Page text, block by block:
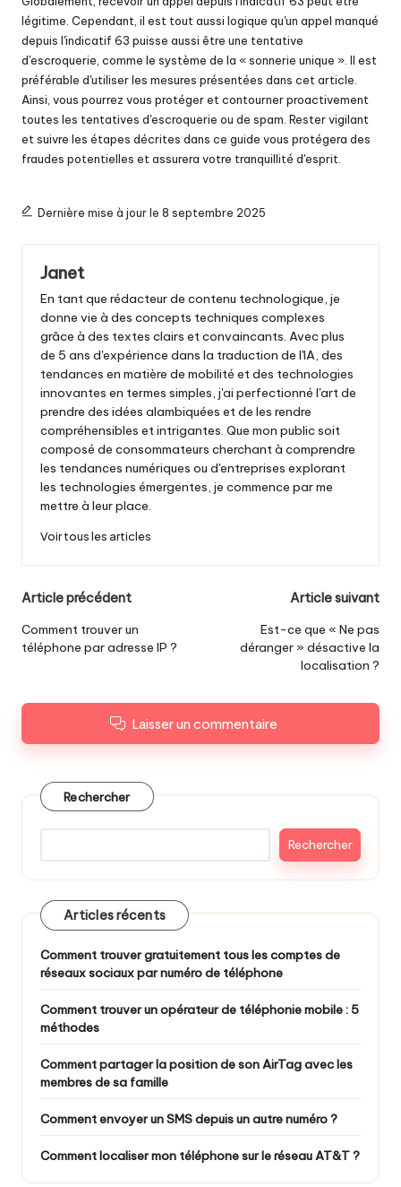
légitime. Cependant, il est tout aussi logique qu'un appel manqué
depuis l'indicatif 63 puisse aussi être une tentative
d'escroquerie, comme le système de la « sonnerie unique ». Il est
préférable d'utiliser les mesures présentées dans cet article.
Ainsi, vous pourrez vous protéger et contourner proactivement
toutes les tentatives d'escroquerie ou de spam. Rester vigilant
et suivre les étapes décrites dans ce guide vous protégera des
fraudes potentielles et assurera votre tranquillité d'esprit.
Dernière mise à jour le 8 septembre 2025
Janet
En tant que rédacteur de contenu technologique, je
donne vie à des concepts techniques complexes
grâce à des textes clairs et convaincants. Avec plus
de 5 ans d'expérience dans la traduction de l'IA, des
tendances en matière de mobilité et des technologies
innovantes en termes simples, j'ai perfectionné l'art de
prendre des idées alambiquées et de les rendre
compréhensibles et intrigantes. Que mon public soit
composé de consommateurs cherchant à comprendre
les tendances numériques ou d'entreprises explorant
les technologies émergentes, je commence par me
mettre à leur place.
Voir tous les articles
Navigation
des
articles
Article précédent
Comment trouver un
téléphone par adresse IP ?
Article suivant
Est-ce que « Ne pas
déranger » désactive la
localisation ?
Laisser un commentaire
Rechercher
Rechercher
Articles récents
Comment trouver gratuitement tous les comptes de
réseaux sociaux par numéro de téléphone
Comment trouver un opérateur de téléphonie mobile : 5
méthodes
Comment partager la position de son AirTag avec les
membres de sa famille
Comment envoyer un SMS depuis un autre numéro ?
Comment localiser mon téléphone sur le réseau AT&T ?